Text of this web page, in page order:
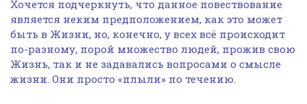
Хочется подчеркнуть, что данное повествование
является неким предположением, как это может
быть в Жизни, но, конечно, у всех всё происходит
по-разному, порой множество людей, прожив свою
Жизнь, так и не задавались вопросами о смысле
жизни. Они просто «плыли» по течению.